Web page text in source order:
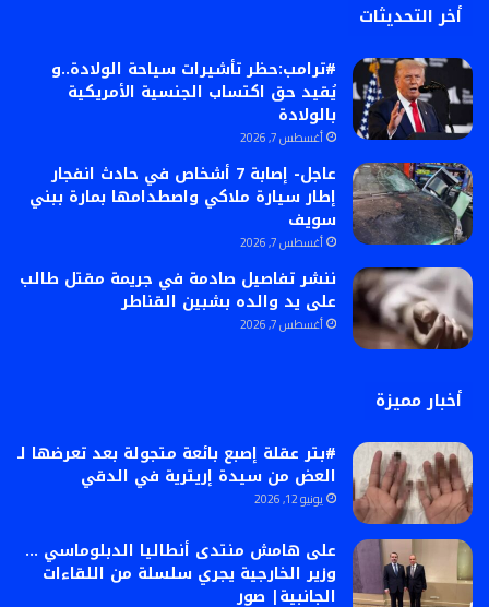
أخر التحديثات
#ترامب:حظر تأشيرات سياحة الولادة..و
يُقيد حق اكتساب الجنسية الأمريكية
بالولادة
أغسطس 7, 2026
عاجل- إصابة 7 أشخاص في حادث انفجار
إطار سيارة ملاكي واصطدامها بمارة ببني
سويف
أغسطس 7, 2026
ننشر تفاصيل صادمة في جريمة مقتل طالب
على يد والده بشبين القناطر
أغسطس 7, 2026
أخبار مميزة
#بتر عقلة إصبع بائعة متجولة بعد تعرضها لـ
العض من سيدة إريترية في الدقي
يونيو 12, 2026
على هامش منتدى أنطاليا الدبلوماسي …
وزير الخارجية يجري سلسلة من اللقاءات
الجانبية| صور